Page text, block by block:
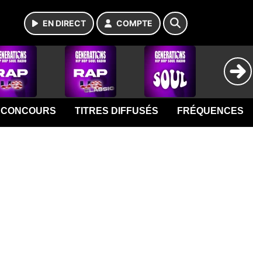
EN DIRECT COMPTE
CONCOURS TITRES DIFFUSÉS FRÉQUENCES